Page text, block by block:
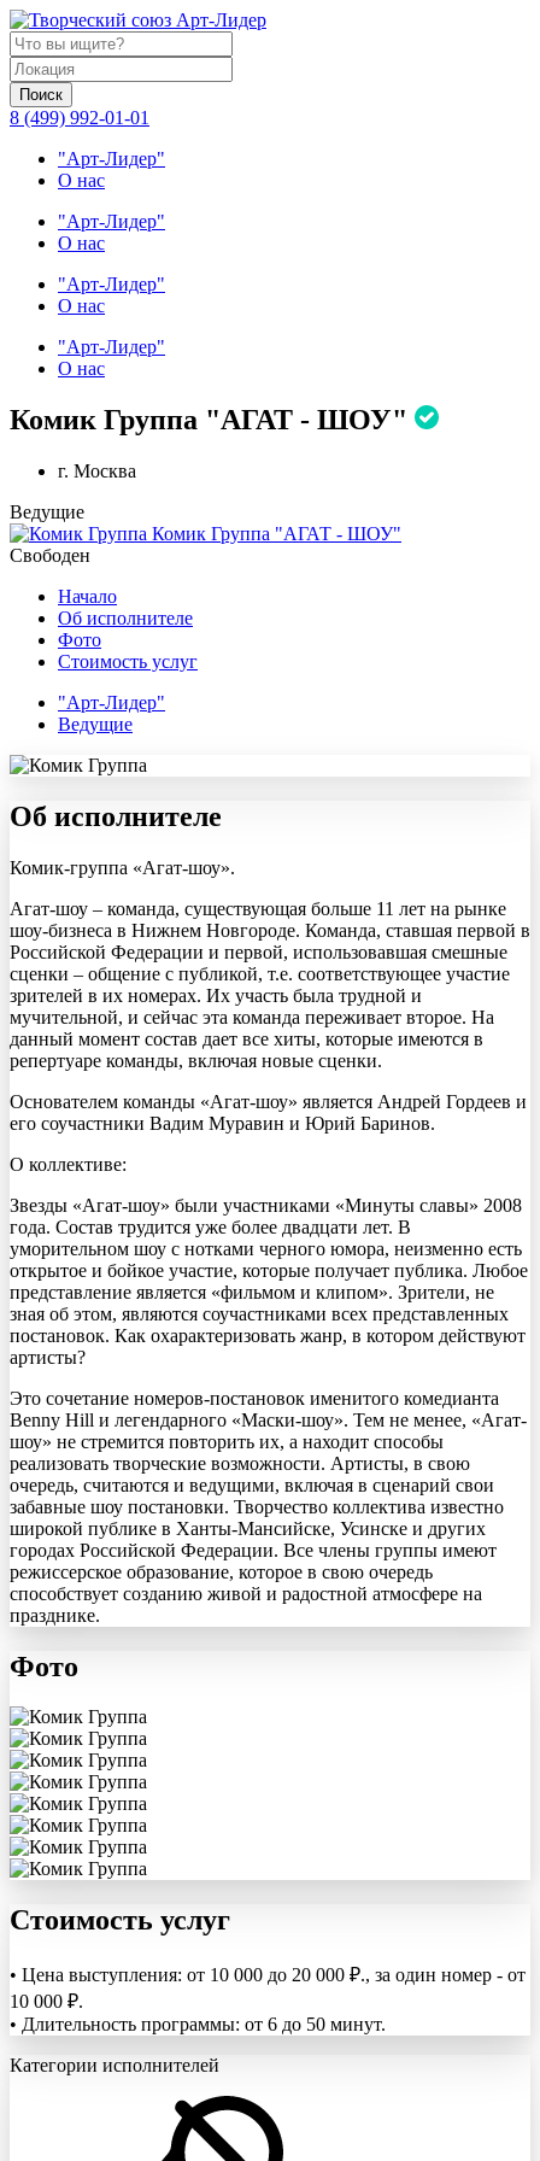
Поиск
8 (499) 992-01-01
"Арт-Лидер"
О нас
"Арт-Лидер"
О нас
"Арт-Лидер"
О нас
"Арт-Лидер"
О нас
Комик Группа "АГАТ - ШОУ"
г. Москва
Ведущие
Комик Группа "АГАТ - ШОУ"
Свободен
Начало
Об исполнителе
Фото
Стоимость услуг
"Арт-Лидер"
Ведущие
Об исполнителе
Комик-группа «Агат-шоу».
Агат-шоу – команда, существующая больше 11 лет на рынке
шоу-бизнеса в Нижнем Новгороде. Команда, ставшая первой в
Российской Федерации и первой, использовавшая смешные
сценки – общение с публикой, т.е. соответствующее участие
зрителей в их номерах. Их участь была трудной и
мучительной, и сейчас эта команда переживает второе. На
данный момент состав дает все хиты, которые имеются в
репертуаре команды, включая новые сценки.
Основателем команды «Агат-шоу» является Андрей Гордеев и
его соучастники Вадим Муравин и Юрий Баринов.
О коллективе:
Звезды «Агат-шоу» были участниками «Минуты славы» 2008
года. Состав трудится уже более двадцати лет. В
уморительном шоу с нотками черного юмора, неизменно есть
открытое и бойкое участие, которые получает публика. Любое
представление является «фильмом и клипом». Зрители, не
зная об этом, являются соучастниками всех представленных
постановок. Как охарактеризовать жанр, в котором действуют
артисты?
Это сочетание номеров-постановок именитого комедианта
Benny Hill и легендарного «Маски-шоу». Тем не менее, «Агат-
шоу» не стремится повторить их, а находит способы
реализовать творческие возможности. Артисты, в свою
очередь, считаются и ведущими, включая в сценарий свои
забавные шоу постановки. Творчество коллектива известно
широкой публике в Ханты-Мансийске, Усинске и других
городах Российской Федерации. Все члены группы имеют
режиссерское образование, которое в свою очередь
способствует созданию живой и радостной атмосфере на
празднике.
Фото
Стоимость услуг
• Цена выступления: от 10 000 до 20 000 ₽., за один номер - от
10 000 ₽.
• Длительность программы: от 6 до 50 минут.
Категории исполнителей